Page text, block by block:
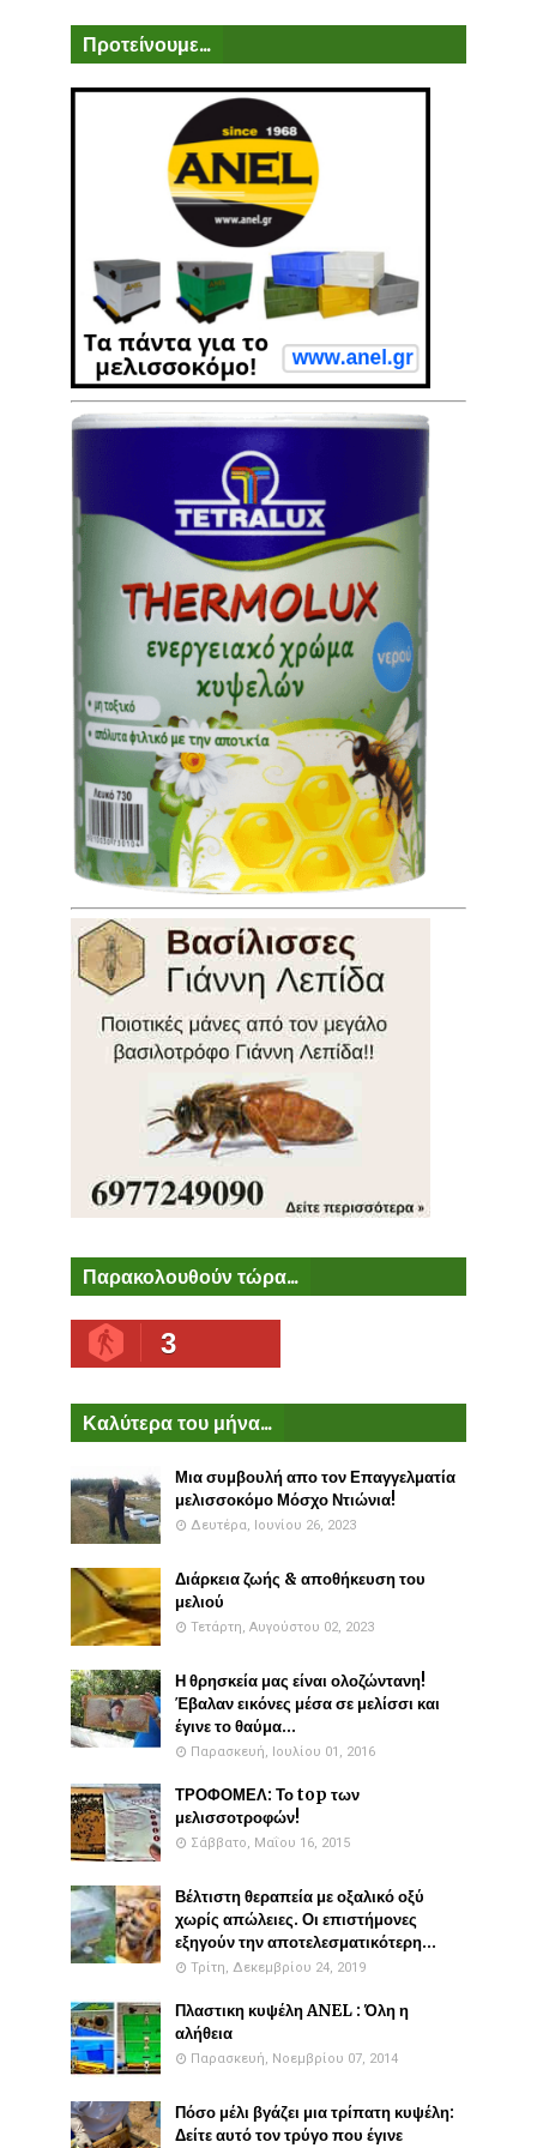
Προτείνουμε...
Παρακολουθούν τώρα...
3
Καλύτερα του μήνα...
Μια συμβουλή απο τον Επαγγελματία
μελισσοκόμο Μόσχο Ντιώνια!
Δευτέρα, Ιουνίου 26, 2023
Διάρκεια ζωής & αποθήκευση του
μελιού
Τετάρτη, Αυγούστου 02, 2023
Η θρησκεία μας είναι ολοζώντανη!
Έβαλαν εικόνες μέσα σε μελίσσι και
έγινε το θαύμα...
Παρασκευή, Ιουλίου 01, 2016
ΤΡΟΦΟΜΕΛ: Το top των
μελισσοτροφών!
Σάββατο, Μαΐου 16, 2015
Βέλτιστη θεραπεία με οξαλικό οξύ
χωρίς απώλειες. Οι επιστήμονες
εξηγούν την αποτελεσματικότερη...
Τρίτη, Δεκεμβρίου 24, 2019
Πλαστικη κυψέλη ANEL : Όλη η
αλήθεια
Παρασκευή, Νοεμβρίου 07, 2014
Πόσο μέλι βγάζει μια τρίπατη κυψέλη:
Δείτε αυτό τον τρύγο που έγινε